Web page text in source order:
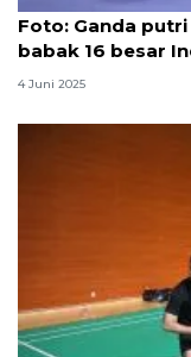
Foto: Ganda
babak 16 besar
4 Juni 2025